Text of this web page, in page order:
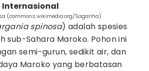
Internasional
(commons.wikimedia.org/Sagariha)
spinosa) adalah spesies
sub-Sahara Maroko. Pohon ini
semi-gurun, sedikit air, dan
Maroko yang berbatasan